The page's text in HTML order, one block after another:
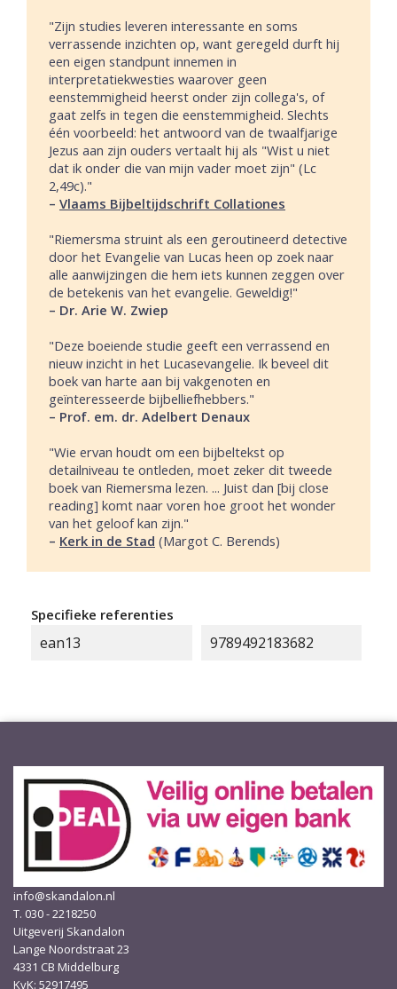
"Zijn studies leveren interessante en soms
verrassende inzichten op, want geregeld durft hij
een eigen standpunt innemen in
interpretatiekwesties waarover geen
eenstemmigheid heerst onder zijn collega's, of
gaat zelfs in tegen die eenstemmigheid. Slechts
één voorbeeld: het antwoord van de twaalfjarige
Jezus aan zijn ouders vertaalt hij als "Wist u niet
dat ik onder die van mijn vader moet zijn" (Lc
2,49c)."
– Vlaams Bijbeltijdschrift Collationes
"Riemersma struint als een geroutineerd detective
door het Evangelie van Lucas heen op zoek naar
alle aanwijzingen die hem iets kunnen zeggen over
de betekenis van het evangelie. Geweldig!"
– Dr. Arie W. Zwiep
"Deze boeiende studie geeft een verrassend en
nieuw inzicht in het Lucasevangelie. Ik beveel dit
boek van harte aan bij vakgenoten en
geïnteresseerde bijbelliefhebbers."
– Prof. em. dr. Adelbert Denaux
"Wie ervan houdt om een bijbeltekst op
detailniveau te ontleden, moet zeker dit tweede
boek van Riemersma lezen. ... Juist dan [bij close
reading] komt naar voren hoe groot het wonder
van het geloof kan zijn."
– Kerk in de Stad (Margot C. Berends)
Specifieke referenties
ean13 9789492183682
info@skandalon.nl
T. 030 - 2218250
Uitgeverij Skandalon
Lange Noordstraat 23
4331 CB Middelburg
KvK: 52917495